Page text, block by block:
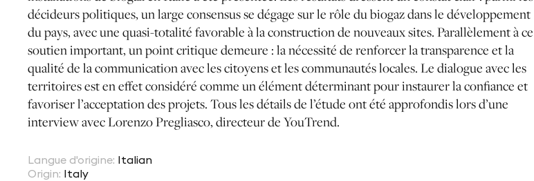
décideurs politiques, un large consensus se dégage sur le rôle du biogaz dans le développement
du pays, avec une quasi-totalité favorable à la construction de nouveaux sites. Parallèlement à ce
soutien important, un point critique demeure : la nécessité de renforcer la transparence et la
qualité de la communication avec les citoyens et les communautés locales. Le dialogue avec les
territoires est en effet considéré comme un élément déterminant pour instaurer la confiance et
favoriser l’acceptation des projets. Tous les détails de l’étude ont été approfondis lors d’une
interview avec Lorenzo Pregliasco, directeur de YouTrend.
Langue d'origine: Italian
Origin: Italy